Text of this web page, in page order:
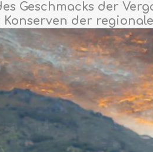
TRÜFFEL
Geschmacks der
Konserven der